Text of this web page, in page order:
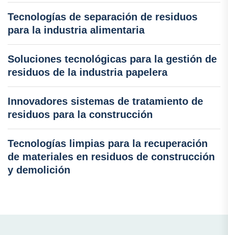
Tecnologías de separación de residuos
para la industria alimentaria
Soluciones tecnológicas para la gestión de
residuos de la industria papelera
Innovadores sistemas de tratamiento de
residuos para la construcción
Tecnologías limpias para la recuperación
de materiales en residuos de construcción
y demolición